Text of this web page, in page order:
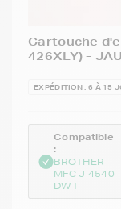
Cartouche
426XLY) -
EXPÉDITION : 6 À 15
Compatible
:
BROTHER
MFC J 4540
DWT